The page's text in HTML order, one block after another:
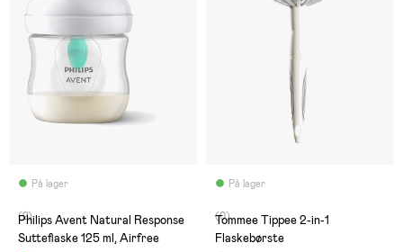
På lager
(2)
Philips Avent Natural Response
Sutteflaske 125 ml, Airfree
På lager
(0)
Tommee Tippee 2-in-1
Flaskebørste